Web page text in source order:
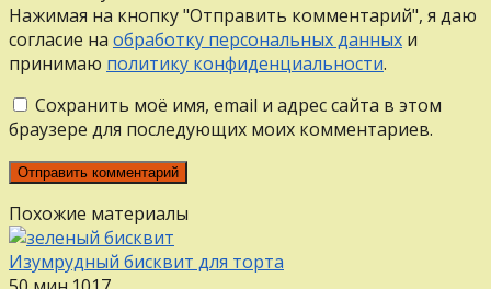
Нажимая на кнопку "Отправить комментарий", я даю
согласие на обработку персональных данных и
принимаю политику конфиденциальности.
Сохранить моё имя, email и адрес сайта в этом
браузере для последующих моих комментариев.
Похожие материалы
Изумрудный бисквит для торта